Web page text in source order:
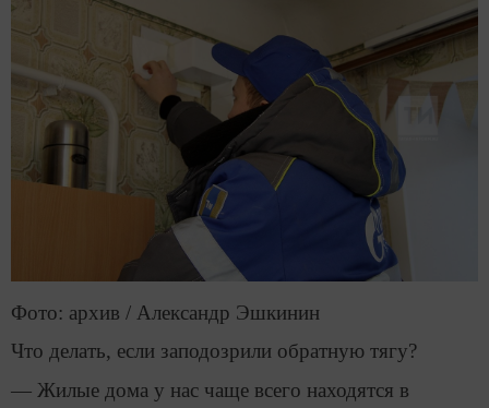
Фото: архив / Александр Эшкинин
Что делать, если заподозрили обратную тягу?
— Жилые дома у нас чаще всего находятся в